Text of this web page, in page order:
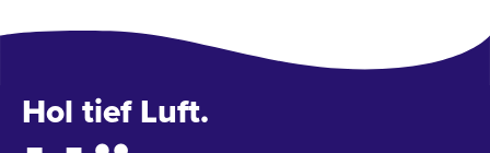
Hol tief Luft.